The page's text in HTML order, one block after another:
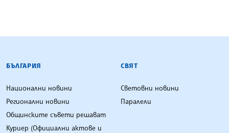
БЪЛГАРСКА ТЕЛЕГРАФНА АГЕНЦИЯ
БЪЛГАРИЯ
Национални новини
Регионални новини
Общинските съвети решават
Куриер (Официални актове и
СВЯТ
Световни новини
Паралели